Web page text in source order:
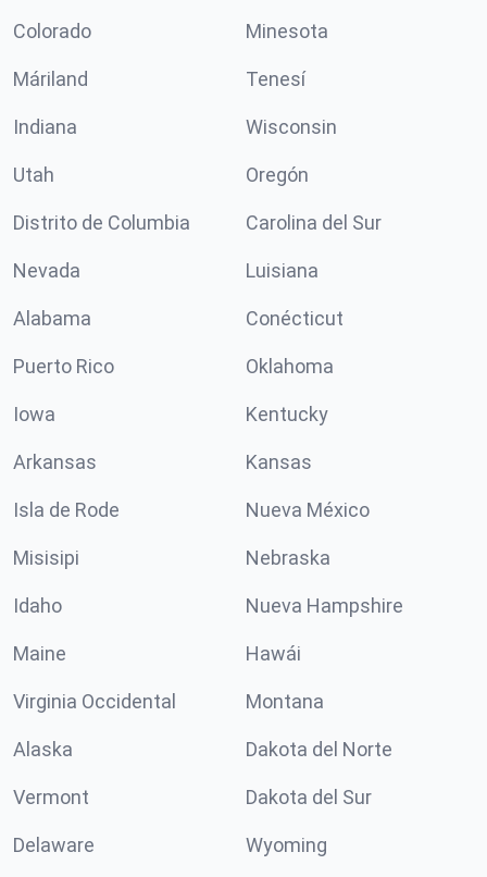
Colorado Minesota
Máriland Tenesí
Indiana Wisconsin
Utah Oregón
Distrito de Columbia Carolina del Sur
Nevada Luisiana
Alabama Conécticut
Puerto Rico Oklahoma
Iowa Kentucky
Arkansas Kansas
Isla de Rode Nueva México
Misisipi Nebraska
Idaho Nueva Hampshire
Maine Hawái
Virginia Occidental Montana
Alaska Dakota del Norte
Vermont Dakota del Sur
Delaware Wyoming